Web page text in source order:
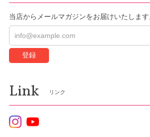
当店からメールマガジンをお届けいたします
登録
Link リンク